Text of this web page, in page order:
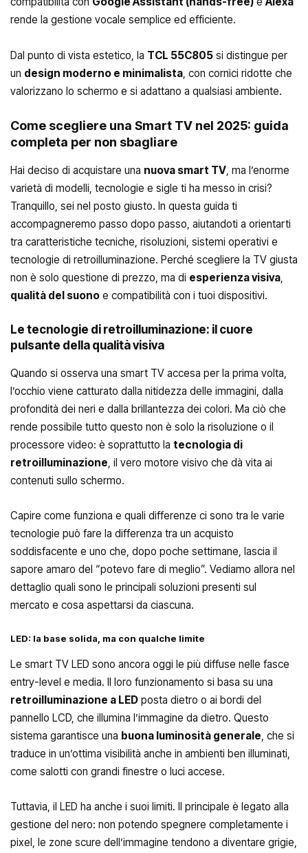
rende la gestione vocale semplice ed efficiente.
Dal punto di vista estetico, la TCL 55C805 si distingue per
un design moderno e minimalista, con cornici ridotte che
valorizzano lo schermo e si adattano a qualsiasi ambiente.
Come scegliere una Smart TV nel 2025: guida
completa per non sbagliare
Hai deciso di acquistare una nuova smart TV , ma l’enorme
varietà di modelli, tecnologie e sigle ti ha messo in crisi?
Tranquillo, sei nel posto giusto. In questa guida ti
accompagneremo passo dopo passo, aiutandoti a orientarti
tra caratteristiche tecniche, risoluzioni, sistemi operativi e
tecnologie di retroilluminazione. Perché scegliere la TV giusta
non è solo questione di prezzo, ma di esperienza visiva
qualità del suono e compatibilità con i tuoi dispositivi.
Le tecnologie di retroilluminazione: il cuore
pulsante della qualità visiva
Quando si osserva una smart TV accesa per la prima volta,
l’occhio viene catturato dalla nitidezza delle immagini, dalla
profondità dei neri e dalla brillantezza dei colori. Ma ciò che
rende possibile tutto questo non è solo la risoluzione o il
processore video: è soprattutto la tecnologia di
retroilluminazione , il vero motore visivo che dà vita ai
contenuti sullo schermo.
Capire come funziona e quali differenze ci sono tra le varie
tecnologie può fare la differenza tra un acquisto
soddisfacente e uno che, dopo poche settimane, lascia il
sapore amaro del “potevo fare di meglio”. Vediamo allora nel
dettaglio quali sono le principali soluzioni presenti sul
mercato e cosa aspettarsi da ciascuna.
LED: la base solida, ma con qualche limite
Le smart TV LED sono ancora oggi le più diffuse nelle fasce
entry-level e media. Il loro funzionamento si basa su una
retroilluminazione a LED posta dietro o ai bordi del
pannello LCD, che illumina l’immagine da dietro. Questo
sistema garantisce una buona luminosità generale , che si
traduce in un’ottima visibilità anche in ambienti ben illuminati,
come salotti con grandi finestre o luci accese.
Tuttavia, il LED ha anche i suoi limiti. Il principale è legato alla
gestione del nero: non potendo spegnere completamente i
pixel, le zone scure dell’immagine tendono a diventare grigie,